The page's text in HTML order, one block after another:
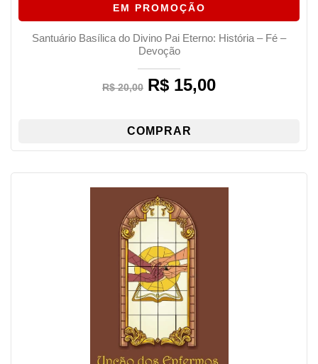
EM PROMOÇÃO
Santuário Basílica do Divino Pai Eterno: História – Fé –
Devoção
R$20,00
Original
price
R$ 20,00.
R$ 15,00Current
COMPRAR